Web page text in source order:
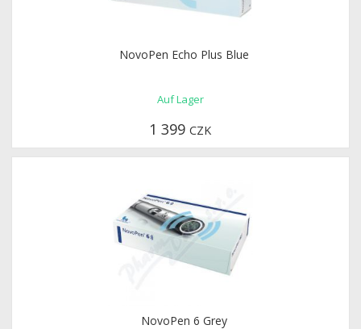
NovoPen Echo Plus Blue
Auf Lager
1 399CZK
NovoPen 6 Grey